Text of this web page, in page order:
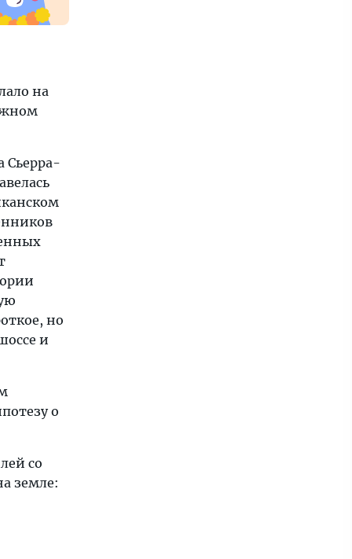
на
Сьерра-
но
и
о
со
земле: